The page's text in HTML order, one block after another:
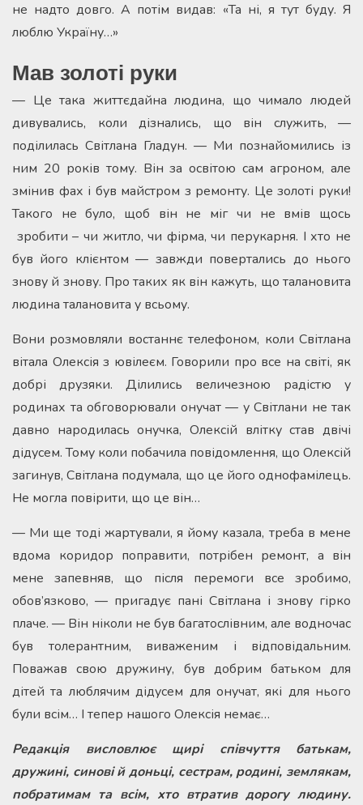
не надто довго. А потім видав: «Та ні, я тут буду. Я
люблю Україну…»
Мав золоті руки
— Це така життєдайна людина, що чимало людей
дивувались, коли дізнались, що він служить, —
поділилась Світлана Гладун. — Ми познайомились із
ним 20 років тому. Він за освітою сам агроном, але
змінив фах і був майстром з ремонту. Це золоті руки!
Такого не було, щоб він не міг чи не вмів щось
зробити – чи житло, чи фірма, чи перукарня. І хто не
був його клієнтом — завжди повертались до нього
знову й знову. Про таких як він кажуть, що талановита
людина талановита у всьому.
Вони розмовляли востаннє телефоном, коли Світлана
вітала Олексія з ювілеєм. Говорили про все на світі, як
добрі друзяки. Ділились величезною радістю у
родинах та обговорювали онучат — у Світлани не так
давно народилась онучка, Олексій влітку став двічі
дідусем. Тому коли побачила повідомлення, що Олексій
загинув, Світлана подумала, що це його однофамілець.
Не могла повірити, що це він…
— Ми ще тоді жартували, я йому казала, треба в мене
вдома коридор поправити, потрібен ремонт, а він
мене запевняв, що після перемоги все зробимо,
обов’язково, — пригадує пані Світлана і знову гірко
плаче. — Він ніколи не був багатослівним, але водночас
був толерантним, виваженим і відповідальним.
Поважав свою дружину, був добрим батьком для
дітей та люблячим дідусем для онучат, які для нього
були всім… І тепер нашого Олексія немає…
Редакція висловлює щирі співчуття батькам,
дружині, синові й доньці, сестрам, родині, землякам,
побратимам та всім, хто втратив дорогу людину.